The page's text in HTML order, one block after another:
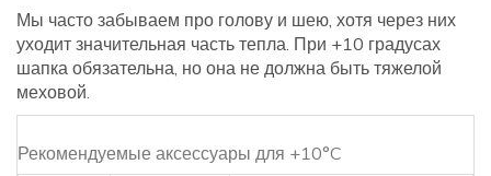
Мы часто забываем про голову и шею, хотя через них
уходит значительная часть тепла. При +10 градусах
шапка обязательна, но она не должна быть тяжелой
меховой.
Рекомендуемые аксессуары для +10°C